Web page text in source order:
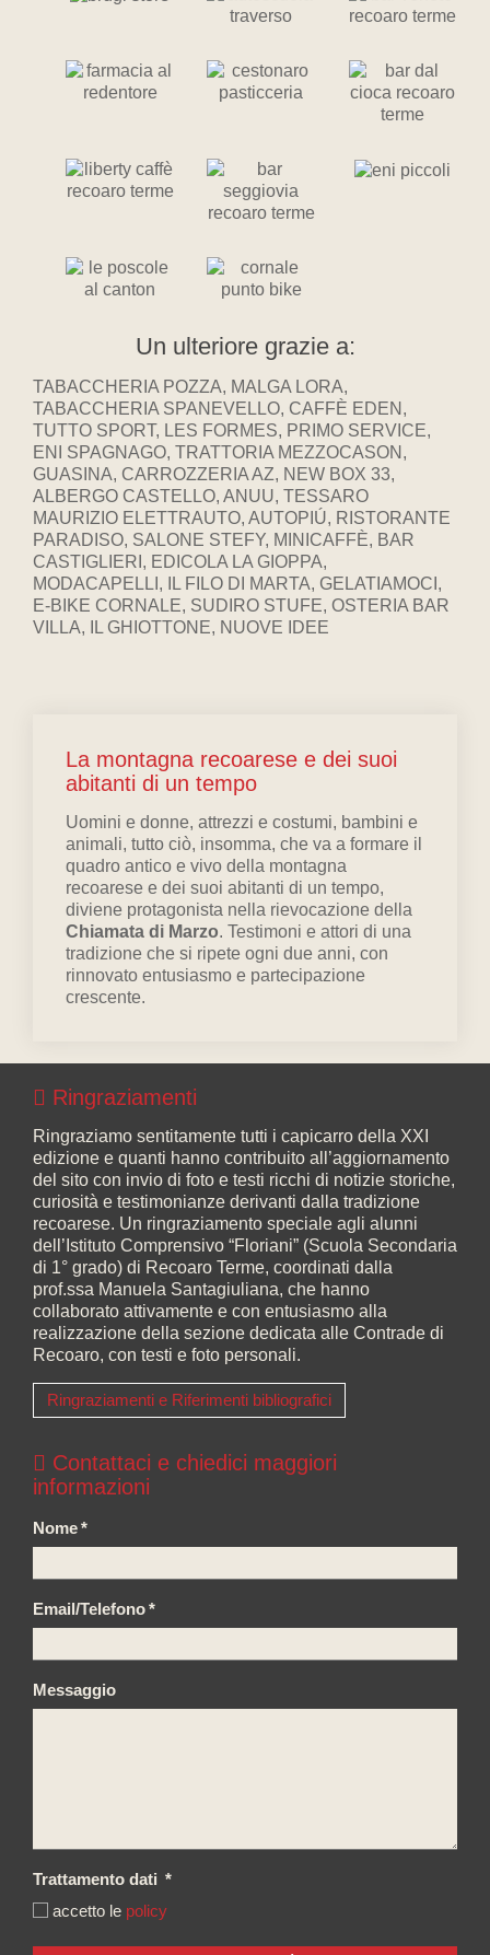
Un ulteriore grazie a:
TABACCHERIA POZZA, MALGA LORA,
TABACCHERIA SPANEVELLO, CAFFÈ EDEN,
TUTTO SPORT, LES FORMES, PRIMO SERVICE,
ENI SPAGNAGO, TRATTORIA MEZZOCASON,
GUASINA, CARROZZERIA AZ, NEW BOX 33,
ALBERGO CASTELLO, ANUU, TESSARO
MAURIZIO ELETTRAUTO, AUTOPIÚ, RISTORANTE
PARADISO, SALONE STEFY, MINICAFFÈ, BAR
CASTIGLIERI, EDICOLA LA GIOPPA,
MODACAPELLI, IL FILO DI MARTA, GELATIAMOCI,
E-BIKE CORNALE, SUDIRO STUFE, OSTERIA BAR
VILLA, IL GHIOTTONE, NUOVE IDEE
La montagna recoarese e dei suoi
abitanti di un tempo
Uomini e donne, attrezzi e costumi, bambini e
animali, tutto ciò, insomma, che va a formare il
quadro antico e vivo della montagna
recoarese e dei suoi abitanti di un tempo,
diviene protagonista nella rievocazione della
Chiamata di Marzo. Testimoni e attori di una
tradizione che si ripete ogni due anni, con
rinnovato entusiasmo e partecipazione
crescente.
Ringraziamenti
Ringraziamo sentitamente tutti i capicarro della XXI
edizione e quanti hanno contribuito all’aggiornamento
del sito con invio di foto e testi ricchi di notizie storiche,
curiosità e testimonianze derivanti dalla tradizione
recoarese. Un ringraziamento speciale agli alunni
dell’Istituto Comprensivo “Floriani” (Scuola Secondaria
di 1° grado) di Recoaro Terme, coordinati dalla
prof.ssa Manuela Santagiuliana, che hanno
collaborato attivamente e con entusiasmo alla
realizzazione della sezione dedicata alle Contrade di
Recoaro, con testi e foto personali.
Ringraziamenti e Riferimenti bibliografici
Contattaci e chiedici maggiori
informazioni
Nome*
Email/Telefono*
Messaggio
Trattamento dati *
accetto le policy